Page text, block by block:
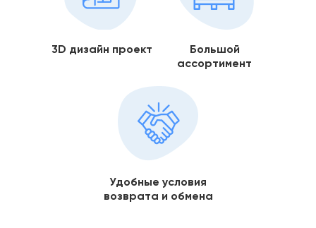
3D дизайн проект
Большой
ассортимент
Удобные условия
возврата и обмена